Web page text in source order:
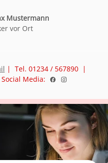
Mustermann
vor Ort
| Tel. 01234 / 567890 |
Media: